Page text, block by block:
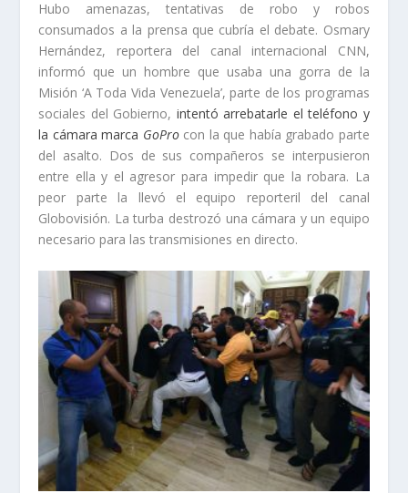
Hubo amenazas, tentativas de robo y robos
consumados a la prensa que cubría el debate. Osmary
Hernández, reportera del canal internacional CNN,
informó que un hombre que usaba una gorra de la
Misión ‘A Toda Vida Venezuela’, parte de los programas
sociales del Gobierno, intentó arrebatarle el teléfono y
la cámara marca GoProcon la que había grabado parte
del asalto. Dos de sus compañeros se interpusieron
entre ella y el agresor para impedir que la robara. La
peor parte la llevó el equipo reporteril del canal
Globovisión. La turba destrozó una cámara y un equipo
necesario para las transmisiones en directo.